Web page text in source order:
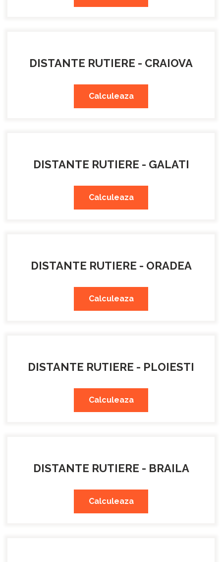
DISTANTE RUTIERE - CRAIOVA
Calculeaza
DISTANTE RUTIERE - GALATI
Calculeaza
DISTANTE RUTIERE - ORADEA
Calculeaza
DISTANTE RUTIERE - PLOIESTI
Calculeaza
DISTANTE RUTIERE - BRAILA
Calculeaza